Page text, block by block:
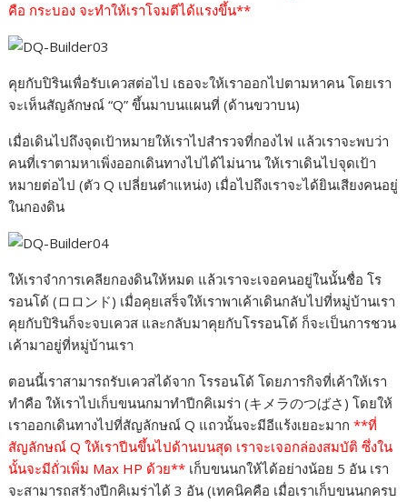
คือ กระบอง จะทำให้เราโจมตีได้แรงขึ้น**
คุยกับปิรินเพื่อรับเควสต่อไป เธอจะให้เราออกไปตามหาคน โดยเรา
จะเห็นสัญลักษณ์ “Q” ขึ้นมาบนแผนที่ (ด้านขวาบน)
เมื่อเดินไปถึงจุดเป้าหมายให้เราไปสำรวจที่กองไฟ แล้วเราจะพบว่า
คนที่เราตามหาเพิ่งออกเดินทางไปได้ไม่นาน ให้เราเดินไปจุดเป้า
หมายต่อไป (ตัว Q เปลี่ยนตำแหน่ง) เมื่อไปถึงเราจะได้ยินเสียงคนอยู่
ในกองดิน
ให้เราจำการเคลียกองดินให้หมด แล้วเราจะเจอคนอยู่ในนั้นชื่อ โร
รอนโด้ (ロロンド) เมื่อคุยเสร็จให้เราพาเค้าเดินกลับไปที่หมู่บ้านเรา
คุยกับปิรินก็จะจบเควส และกลับมาคุยกับโรรอนโด้ ก็จะเป็นการชวน
เค้ามาอยู่ที่หมู่บ้านเรา
ตอนนี้เราสามารถรับเควสได้จาก โรรอนโด้ โดยภารกิจที่เค้าให้เรา
ทำคือ ให้เราไปเก็บขนนกมาทำปีกคิเมร่า (キメラのつばさ) โดยให้
เราออกเดินทางไปที่สัญลักษณ์ Q แถวนั้นจะมีอีแร้งเยอะมาก**ที่
สัญลักษณ์ Q ให้เราปีนขึ้นไปด้านบนสุด เราจะเจอกล่องสมบัติ ซึ่งใน
นั้นจะมีถั่วเพิ่ม Max HP ด้วย** เก็บขนนกให้ได้อย่างน้อย 5 อัน เรา
จะสามารถสร้างปีกคิเมร่าได้ 3 อัน (เทคนิคคือ เมื่อเราเก็บขนนกครบ